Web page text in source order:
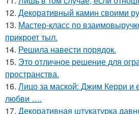
12. Декоративный камин своими
13. Мастер-класс по
прикроет тыл.
14. Решила навести порядок.
15. Это отличное решение для
пространства.
16. Лицо за маской: Джим Керри и
любви ….
17. Декоративная штукатурка